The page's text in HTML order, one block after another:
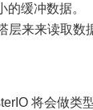
缓冲数据。
层来来读取数
将会做类